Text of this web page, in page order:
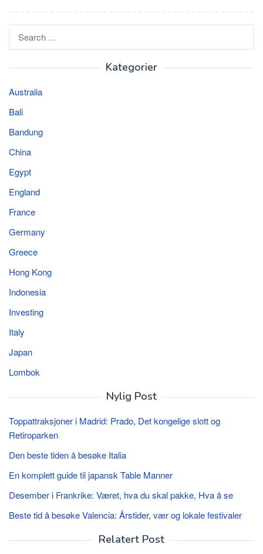
Kategorier
Australia
Bali
Bandung
China
Egypt
England
France
Germany
Greece
Hong Kong
Indonesia
Investing
Italy
Japan
Lombok
Nylig Post
Toppattraksjoner i Madrid: Prado, Det kongelige slott og
Retiroparken
Den beste tiden å besøke Italia
En komplett guide til japansk Table Manner
Desember i Frankrike: Været, hva du skal pakke, Hva å se
Beste tid å besøke Valencia: Årstider, vær og lokale festivaler
Relatert Post